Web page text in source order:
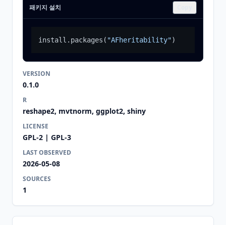
패키지 설치
install.packages ( "AFheritability")
VERSION
0.1.0
R
reshape2, mvtnorm, ggplot2, shiny
LICENSE
GPL-2 | GPL-3
LAST OBSERVED
2026-05-08
SOURCES
1